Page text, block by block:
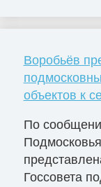
Воробьёв
объектов к
По
Госсовета